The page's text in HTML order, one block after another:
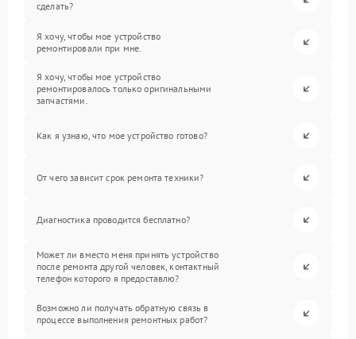
сделать?
Я хочу, чтобы мое устройство
ремонтировали при мне.
Я хочу, чтобы мое устройство
ремонтировалось только оригинальными
запчастями.
Как я узнаю, что мое устройство готово?
От чего зависит срок ремонта техники?
Диагностика проводится бесплатно?
Может ли вместо меня принять устройство
после ремонта другой человек, контактный
телефон которого я предоставлю?
Возможно ли получать обратную связь в
процессе выполнения ремонтных работ?